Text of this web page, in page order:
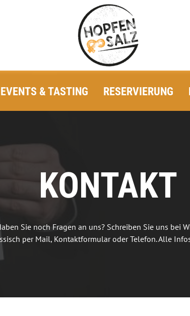
EVENTS & TASTING RESERVIERUNG
KONTAKT
Sie noch Fragen an uns? Schreiben Sie uns bei
per Mail, Kontaktformular oder Telefon. Alle